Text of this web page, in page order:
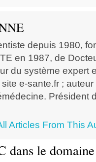
depuis 1980,
en 1987, de
du système expert
e-sante.fr ;
Président
Articles From This
dans le